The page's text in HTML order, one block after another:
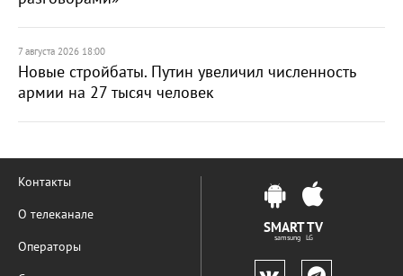
7 августа 2026 18:00
Новые стройбаты. Путин увеличил численность
армии на 27 тысяч человек
Контакты
О телеканале
Операторы
SMART TV
samsung LG